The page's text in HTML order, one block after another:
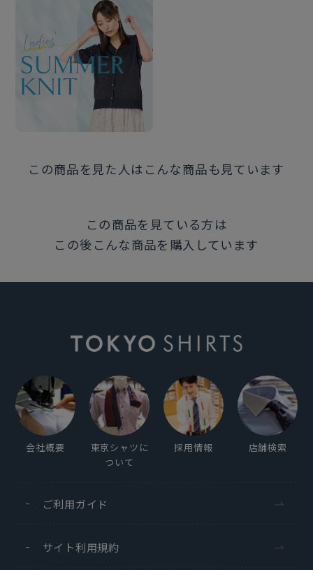
この商品を見た人はこんな商品も見ています
この商品を見ている方は
この後こんな商品を購入しています
会社概要
東京シャツに
ついて
採用情報 店舗検索
ご利用ガイド
サイト利用規約